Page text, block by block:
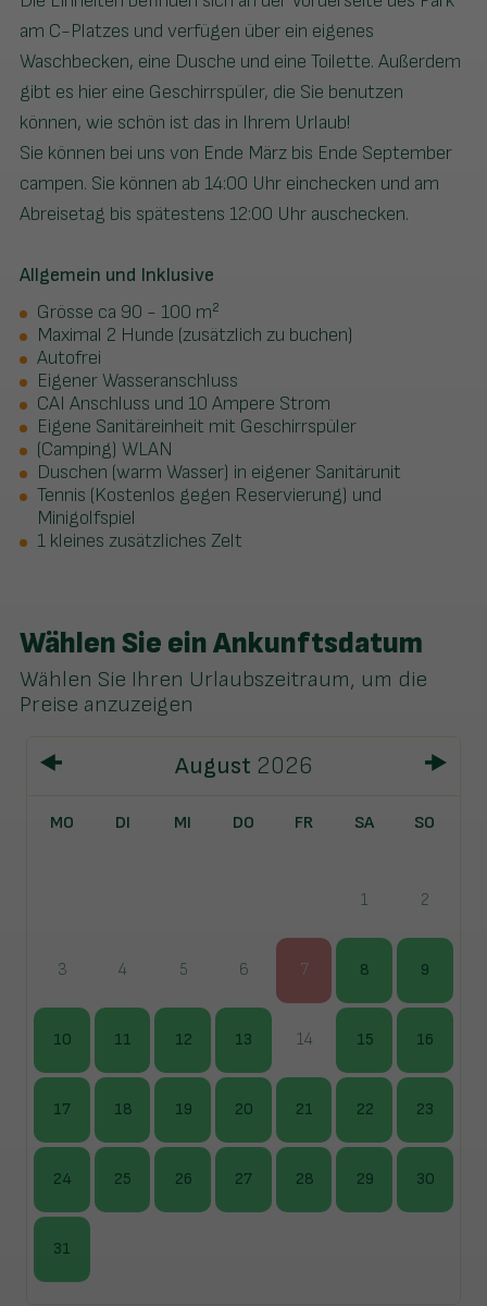
am C-Platzes und verfügen über ein eigenes
Waschbecken, eine Dusche und eine Toilette. Außerdem
gibt es hier eine Geschirrspüler, die Sie benutzen
können, wie schön ist das in Ihrem Urlaub!
Sie können bei uns von Ende März bis Ende September
campen. Sie können ab 14:00 Uhr einchecken und am
Abreisetag bis spätestens 12:00 Uhr auschecken.
Allgemein und Inklusive
Grösse ca 90 - 100 m²
Maximal 2 Hunde (zusätzlich zu buchen)
Autofrei
Eigener Wasseranschluss
CAI Anschluss und 10 Ampere Strom
Eigene Sanitäreinheit mit Geschirrspüler
(Camping) WLAN
Duschen (warm Wasser) in eigener Sanitärunit
Tennis (Kostenlos gegen Reservierung) und
Minigolfspiel
1 kleines zusätzliches Zelt
Wählen Sie ein Ankunftsdatum
Wählen Sie Ihren Urlaubszeitraum, um die
Preise anzuzeigen
August 2026
MO DI MI DO FR SA SO
1 2
3 4 5 6 7 8 9
10 11 12 13 14 15 16
17 18 19 20 21 22 23
24 25 26 27 28 29 30
31